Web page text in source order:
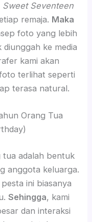
Sweet Seventeen
remaja. Maka
foto yang lebih
ke media
kami akan
terlihat seperti
terasa natural.
Orang Tua
adalah bentuk
anggota keluarga.
ini biasanya
Sehingga, kami
dan interaksi